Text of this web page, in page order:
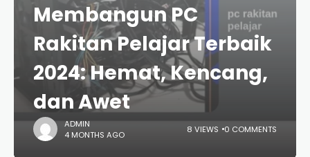
Membangun PC
Rakitan Pelajar Terbaik
2024: Hemat, Kencang,
dan Awet
ADMIN
4 MONTHS AGO
8 VIEWS 0 COMMENTS